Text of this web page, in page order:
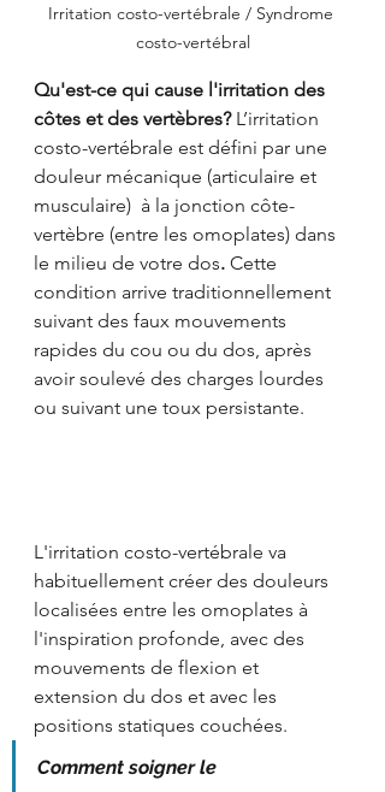
Irritation costo-vertébrale / Syndrome
costo-vertébral
Qu'est-ce qui cause l'irritation des
côtes et des vertèbres? L’irritation
costo-vertébrale est défini par une
douleur mécanique (articulaire et
musculaire)  à la jonction côte-
vertèbre (entre les omoplates) dans
le milieu de votre dos. Cette
condition arrive traditionnellement
suivant des faux mouvements
rapides du cou ou du dos, après
avoir soulevé des charges lourdes
ou suivant une toux persistante.
L'irritation costo-vertébrale va
habituellement créer des douleurs
localisées entre les omoplates à
l'inspiration profonde, avec des
mouvements de flexion et
extension du dos et avec les
positions statiques couchées.
Comment soigner le